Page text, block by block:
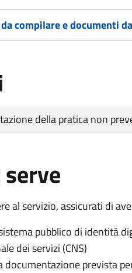
compilare e documenti
della pratica non
serve
al servizio, assicurati di
pubblico di identità
dei servizi (CNS)
documentazione prevista